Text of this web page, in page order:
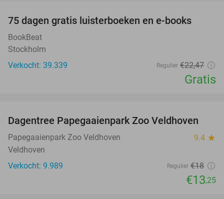
75 dagen gratis luisterboeken en e-books
BookBeat
Stockholm
Verkocht: 39.339
Regulier €22,47
Gratis
26%
Dagentree Papegaaienpark Zoo Veldhoven
Papegaaienpark Zoo Veldhoven 9.4 star
Veldhoven
Verkocht: 9.989
Regulier €18
€13,25